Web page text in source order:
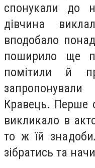
спонукали до
дівчина
вподобало
поширило ще
помітили й
Кравець. Перше
викликало в
то ж їй
зібратись та